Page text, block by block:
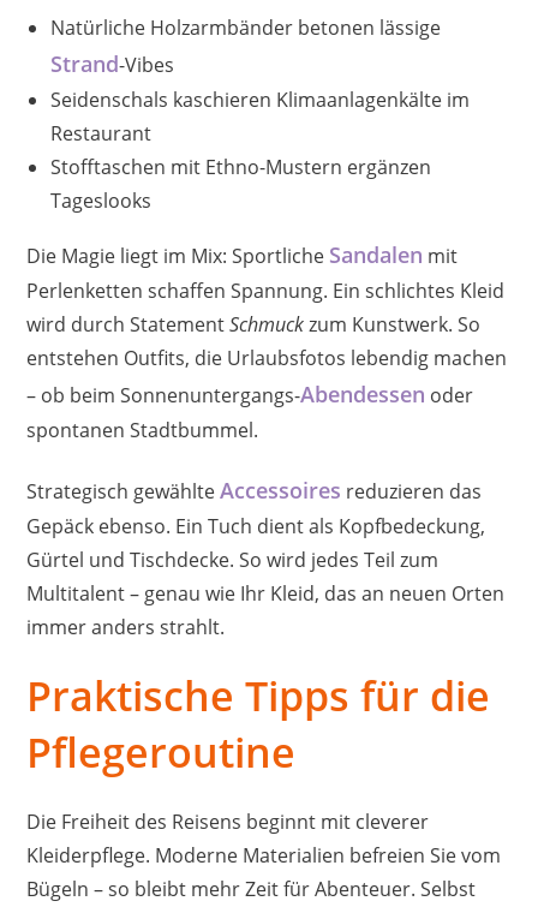
Natürliche Holzarmbänder betonen lässige
Strand-Vibes
Seidenschals kaschieren Klimaanlagenkälte im
Restaurant
Stofftaschen mit Ethno-Mustern ergänzen
Tageslooks
Die Magie liegt im Mix: Sportliche Sandalen mit
Perlenketten schaffen Spannung. Ein schlichtes Kleid
wird durch StatementSchmuckzum Kunstwerk. So
entstehen Outfits, die Urlaubsfotos lebendig machen
– ob beim Sonnenuntergangs-Abendessen oder
spontanen Stadtbummel.
Strategisch gewählteAccessoires reduzieren das
Gepäck ebenso. Ein Tuch dient als Kopfbedeckung,
Gürtel und Tischdecke. So wird jedes Teil zum
Multitalent – genau wie Ihr Kleid, das an neuen Orten
immer anders strahlt.
Praktische Tipps für die
Pflegeroutine
Die Freiheit des Reisens beginnt mit cleverer
Kleiderpflege. Moderne Materialien befreien Sie vom
Bügeln – so bleibt mehr Zeit für Abenteuer. Selbst